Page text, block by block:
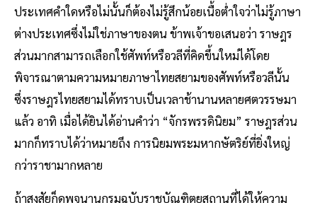
ประเทศคำใดหรือไม่นั้นก็ต้องไม่รู้สึกน้อยเนื้อต่ำใจว่าไม่รู้ภาษา
ต่างประเทศซึ่งไม่ใช่ภาษาของตน ข้าพเจ้าขอเสนอว่า ราษฎร
ส่วนมากสามารถเลือกใช้ศัพท์หรือวลีที่คิดขึ้นใหม่ได้โดย
พิจารณาตามความหมายภาษาไทยสยามของศัพท์หรือวลีนั้น
ซึ่งราษฎรไทยสยามได้ทราบเป็นเวลาช้านานหลายศตวรรษมา
แล้ว อาทิ เมื่อได้ยินได้อ่านคำว่า “จักรพรรดินิยม” ราษฎรส่วน
มากก็ทราบได้ว่าหมายถึง การนิยมพระมหากษัตริย์ที่ยิ่งใหญ่
กว่าราชามากหลาย
ถ้าสงสัยก็ดูพจนานุกรมฉบับราชบัณฑิตยสถานที่ได้ให้ความ